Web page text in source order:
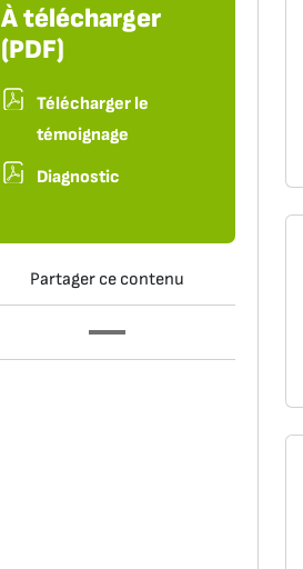
À télécharger
(PDF)
Télécharger le
témoignage
Diagnostic
Partager ce contenu